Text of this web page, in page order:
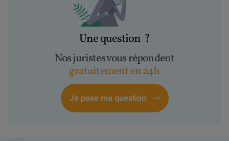
Une question ?
Nos juristes vous répondent
gratuitement en 24h
Je pose ma question